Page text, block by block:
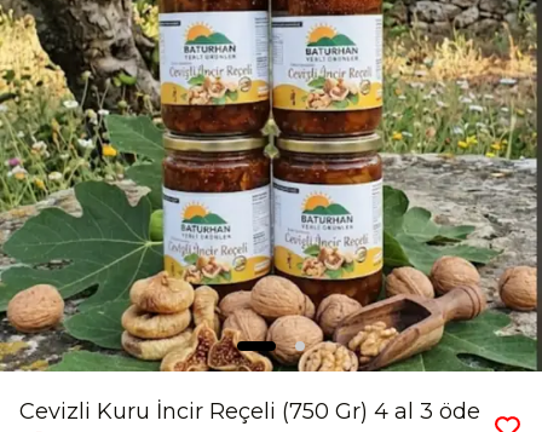
Cevizli Kuru İncir Reçeli (750 Gr) 4 al 3 öde